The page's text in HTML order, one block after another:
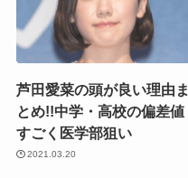
芦田愛菜の頭が良い理由ま
とめ!!中学・高校の偏差値
すごく医学部狙い
2021.03.20